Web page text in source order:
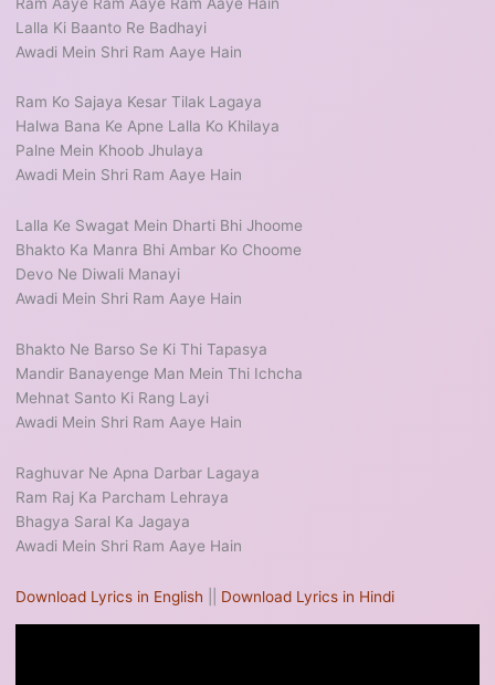
Lalla Ki Baanto Re Badhayi
Awadi Mein Shri Ram Aaye Hain
Ram Ko Sajaya Kesar Tilak Lagaya
Halwa Bana Ke Apne Lalla Ko Khilaya
Palne Mein Khoob Jhulaya
Awadi Mein Shri Ram Aaye Hain
Lalla Ke Swagat Mein Dharti Bhi Jhoome
Bhakto Ka Manra Bhi Ambar Ko Choome
Devo Ne Diwali Manayi
Awadi Mein Shri Ram Aaye Hain
Bhakto Ne Barso Se Ki Thi Tapasya
Mandir Banayenge Man Mein Thi Ichcha
Mehnat Santo Ki Rang Layi
Awadi Mein Shri Ram Aaye Hain
Raghuvar Ne Apna Darbar Lagaya
Ram Raj Ka Parcham Lehraya
Bhagya Saral Ka Jagaya
Awadi Mein Shri Ram Aaye Hain
Download Lyrics in English Download Lyrics in Hindi